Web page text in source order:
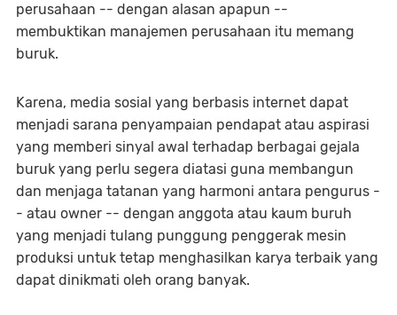
perusahaan -- dengan alasan apapun --
membuktikan manajemen perusahaan itu memang
buruk.
Karena, media sosial yang berbasis internet dapat
menjadi sarana penyampaian pendapat atau aspirasi
yang memberi sinyal awal terhadap berbagai gejala
buruk yang perlu segera diatasi guna membangun
dan menjaga tatanan yang harmoni antara pengurus -
- atau owner -- dengan anggota atau kaum buruh
yang menjadi tulang punggung penggerak mesin
produksi untuk tetap menghasilkan karya terbaik yang
dapat dinikmati oleh orang banyak.